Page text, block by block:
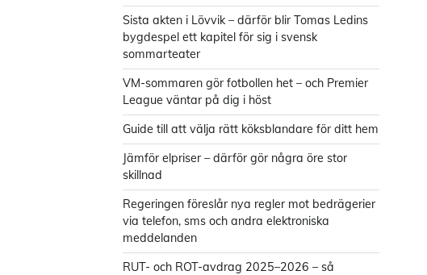
Sista akten i Lövvik – därför blir Tomas Ledins
bygdespel ett kapitel för sig i svensk
sommarteater
VM-sommaren gör fotbollen het – och Premier
League väntar på dig i höst
Guide till att välja rätt köksblandare för ditt hem
Jämför elpriser – därför gör några öre stor
skillnad
Regeringen föreslår nya regler mot bedrägerier
via telefon, sms och andra elektroniska
meddelanden
RUT- och ROT-avdrag 2025–2026 – så